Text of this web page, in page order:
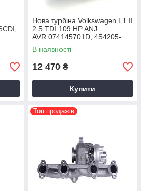
Нова турбіна Volkswagen LT II
2.5 TDI 109 HP ANJ
AVR 074145701D, 454205-
5006S 1999+
В наявності
12 470 ₴
Купити
Топ продажів